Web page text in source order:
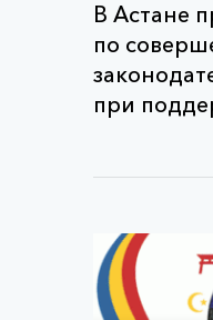
В Астане
по
при